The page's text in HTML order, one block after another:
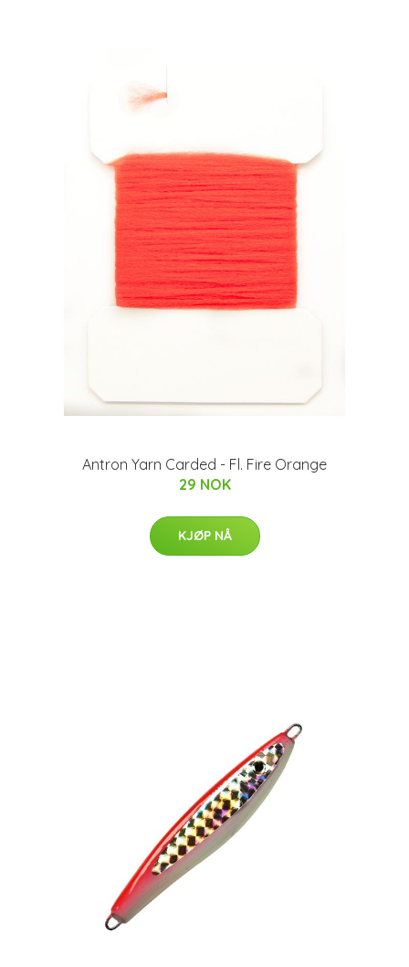
Antron Yarn Carded - Fl. Fire Orange
29 NOK
KJØP NÅ